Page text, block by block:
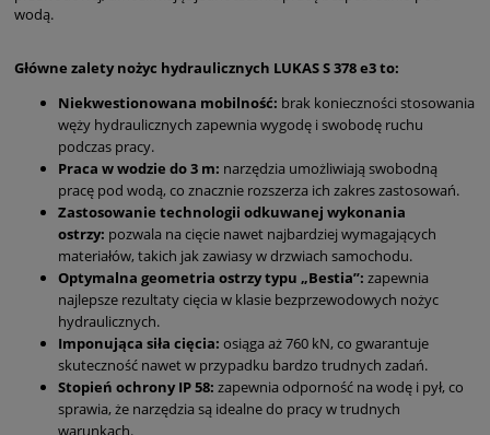
wodą.
Główne zalety nożyc hydraulicznych LUKAS S 378 e3 to:
Niekwestionowana mobilność: brak konieczności stosowania
węży hydraulicznych zapewnia wygodę i swobodę ruchu
podczas pracy.
Praca w wodzie do 3 m: narzędzia umożliwiają swobodną
pracę pod wodą, co znacznie rozszerza ich zakres zastosowań.
Zastosowanie technologii odkuwanej wykonania
ostrzy: pozwala na cięcie nawet najbardziej wymagających
materiałów, takich jak zawiasy w drzwiach samochodu.
Optymalna geometria ostrzy typu „Bestia”: zapewnia
najlepsze rezultaty cięcia w klasie bezprzewodowych nożyc
hydraulicznych.
Imponująca siła cięcia: osiąga aż 760 kN, co gwarantuje
skuteczność nawet w przypadku bardzo trudnych zadań.
Stopień ochrony IP 58: zapewnia odporność na wodę i pył, co
sprawia, że narzędzia są idealne do pracy w trudnych
warunkach.